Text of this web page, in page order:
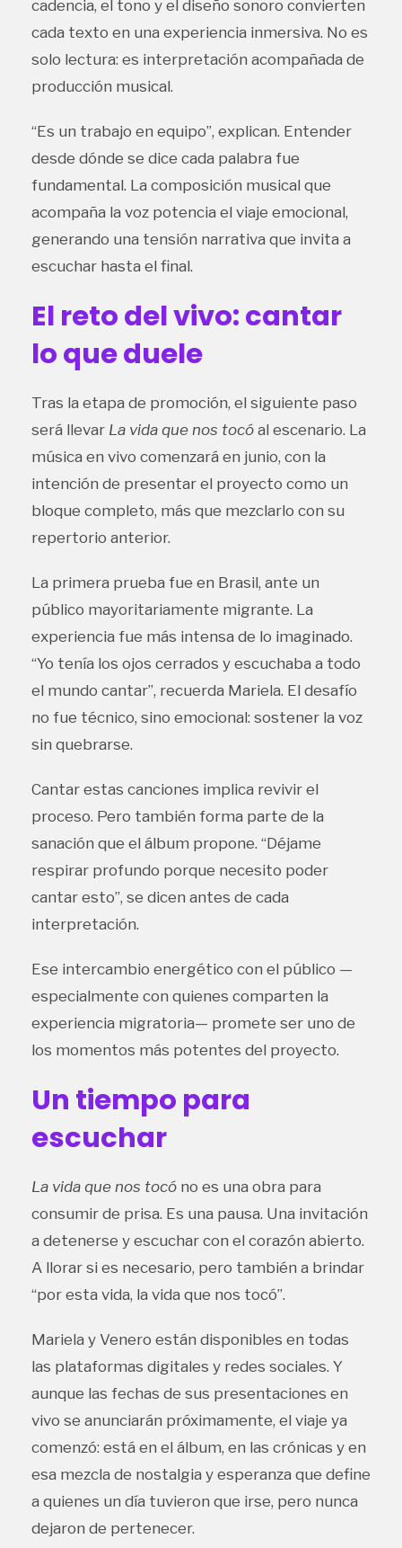
cadencia, el tono y el diseño sonoro convierten
cada texto en una experiencia inmersiva. No es
solo lectura: es interpretación acompañada de
producción musical.
“Es un trabajo en equipo”, explican. Entender
desde dónde se dice cada palabra fue
fundamental. La composición musical que
acompaña la voz potencia el viaje emocional,
generando una tensión narrativa que invita a
escuchar hasta el final.
El reto del vivo: cantar
lo que duele
Tras la etapa de promoción, el siguiente paso
será llevar La vida que nos tocó al escenario. La
música en vivo comenzará en junio, con la
intención de presentar el proyecto como un
bloque completo, más que mezclarlo con su
repertorio anterior.
La primera prueba fue en Brasil, ante un
público mayoritariamente migrante. La
experiencia fue más intensa de lo imaginado.
“Yo tenía los ojos cerrados y escuchaba a todo
el mundo cantar”, recuerda Mariela. El desafío
no fue técnico, sino emocional: sostener la voz
sin quebrarse.
Cantar estas canciones implica revivir el
proceso. Pero también forma parte de la
sanación que el álbum propone. “Déjame
respirar profundo porque necesito poder
cantar esto”, se dicen antes de cada
interpretación.
Ese intercambio energético con el público —
especialmente con quienes comparten la
experiencia migratoria— promete ser uno de
los momentos más potentes del proyecto.
Un tiempo para
escuchar
La vida que nos tocó no es una obra para
consumir de prisa. Es una pausa. Una invitación
a detenerse y escuchar con el corazón abierto.
A llorar si es necesario, pero también a brindar
“por esta vida, la vida que nos tocó”.
Mariela y Venero están disponibles en todas
las plataformas digitales y redes sociales. Y
aunque las fechas de sus presentaciones en
vivo se anunciarán próximamente, el viaje ya
comenzó: está en el álbum, en las crónicas y en
esa mezcla de nostalgia y esperanza que define
a quienes un día tuvieron que irse, pero nunca
dejaron de pertenecer.